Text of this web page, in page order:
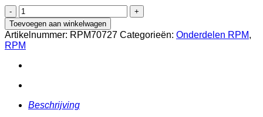
RPM
RC10T/T2/GT
MINI
BUMPER
YELLOW
aantal
Toevoegen aan winkelwagen
Artikelnummer: RPM70727 Categorieën: Onderdelen RPM,
RPM
Beschrijving